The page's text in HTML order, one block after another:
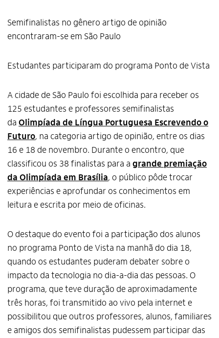
Semifinalistas no gênero artigo de opinião
encontraram-se em São Paulo
Estudantes participaram do programa Ponto de Vista
A cidade de São Paulo foi escolhida para receber os
125 estudantes e professores semifinalistas
da Olimpíada de Língua Portuguesa Escrevendo o
Futuro, na categoria artigo de opinião, entre os dias
16 e 18 de novembro. Durante o encontro, que
classificou os 38 finalistas para a grande premiação
da Olimpíada em Brasília, o público pôde trocar
experiências e aprofundar os conhecimentos em
leitura e escrita por meio de oficinas.
O destaque do evento foi a participação dos alunos
no programa Ponto de Vista na manhã do dia 18,
quando os estudantes puderam debater sobre o
impacto da tecnologia no dia-a-dia das pessoas. O
programa, que teve duração de aproximadamente
três horas, foi transmitido ao vivo pela internet e
possibilitou que outros professores, alunos, familiares
e amigos dos semifinalistas pudessem participar das